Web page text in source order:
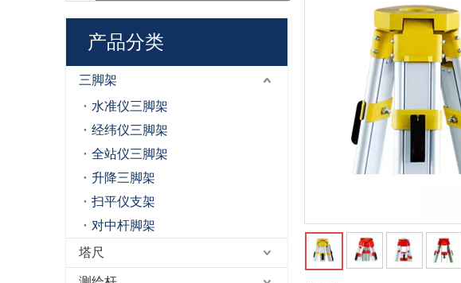
产品分类
三脚架
水准仪三脚架
经纬仪三脚架
全站仪三脚架
升降三脚架
扫平仪支架
对中杆脚架
塔尺